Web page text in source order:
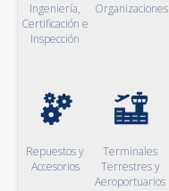
Ingeniería,
Certificación e
Inspección
Organizaciones
Repuestos y
Accesorios
Terminales
Terrestres y
Aeroportuarios